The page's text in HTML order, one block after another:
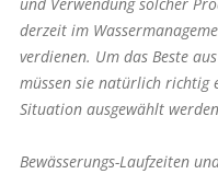
derzeit im
verdienen. Um das Beste
müssen sie natürlich richtig
Situation ausgewählt
Bewässerungs-Laufzeiten